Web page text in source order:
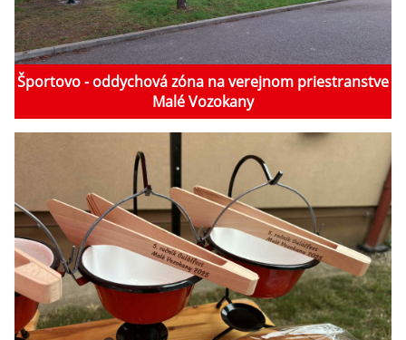
Športovo - oddychová zóna na verejnom priestranstve
Malé Vozokany